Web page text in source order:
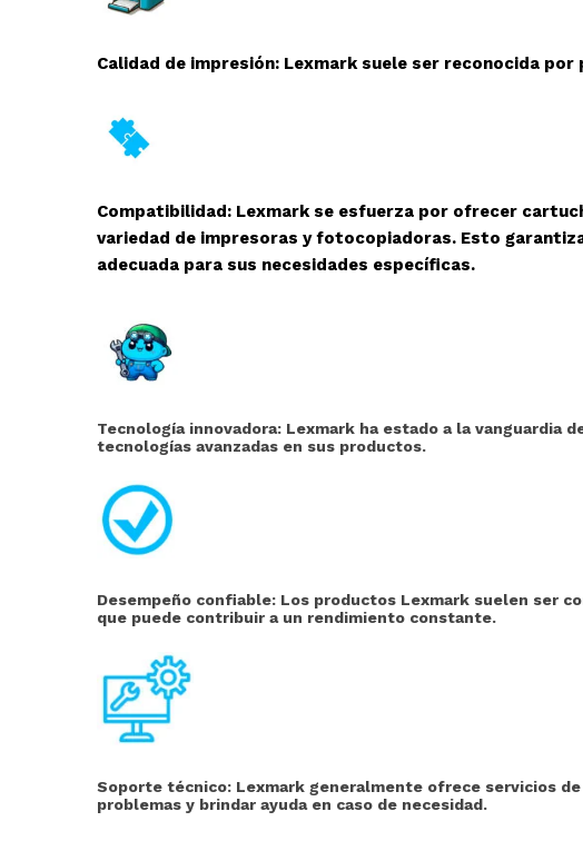
Calidad de impresión: Lexmark suele ser reconocida
Compatibilidad: Lexmark se esfuerza por ofrecer
variedad de impresoras y fotocopiadoras. Esto
adecuada para sus necesidades específicas.
Tecnología innovadora: Lexmark ha estado a la vanguardia
tecnologías avanzadas en sus productos.
Desempeño confiable: Los productos Lexmark suelen ser
que puede contribuir a un rendimiento constante.
Soporte técnico: Lexmark generalmente ofrece servicios
problemas y brindar ayuda en caso de necesidad.